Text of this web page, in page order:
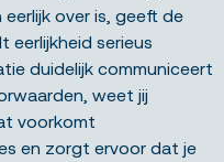
over is, geeft de
eerlijkheid serieus
duidelijk communiceert
weet jij
voorkomt
en zorgt ervoor dat je